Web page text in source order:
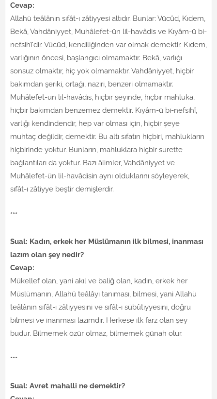
Cevap:
Allahü teâlânın sıfât-ı zâtiyyesi altıdır. Bunlar: Vücûd, Kıdem,
Bekâ, Vahdâniyyet, Muhâlefet-ün lil-havâdis ve Kıyâm-ü bi-
nefsihî'dir. Vücûd, kendiliğinden var olmak demektir. Kıdem,
varlığının öncesi, başlangıcı olmamaktır. Bekâ, varlığı
sonsuz olmaktır, hiç yok olmamaktır. Vahdâniyyet, hiçbir
bakımdan şeriki, ortağı, naziri, benzeri olmamaktır.
Muhâlefet-ün lil-havâdis, hiçbir şeyinde, hiçbir mahluka,
hiçbir bakımdan benzemez demektir. Kıyâm-ü bi-nefsihî,
varlığı kendindendir, hep var olması için, hiçbir şeye
muhtaç değildir, demektir. Bu altı sıfatın hiçbiri, mahlukların
hiçbirinde yoktur. Bunların, mahluklara hiçbir surette
bağlantıları da yoktur. Bazı âlimler, Vahdâniyyet ve
Muhâlefet-ün lil-havâdisin aynı olduklarını söyleyerek,
sıfât-ı zâtiyye beştir demişlerdir.
***
Sual: Kadın, erkek her Müslümanın ilk bilmesi, inanması
lazım olan şey nedir?
Cevap:
Mükellef olan, yani akıl ve baliğ olan, kadın, erkek her
Müslümanın, Allahü teâlâyı tanıması, bilmesi, yani Allahü
teâlânın sıfât-ı zâtiyyesini ve sıfât-ı sübûtiyyesini, doğru
bilmesi ve inanması lazımdır. Herkese ilk farz olan şey
budur. Bilmemek özür olmaz, bilmemek günah olur.
***
Sual: Avret mahalli ne demektir?